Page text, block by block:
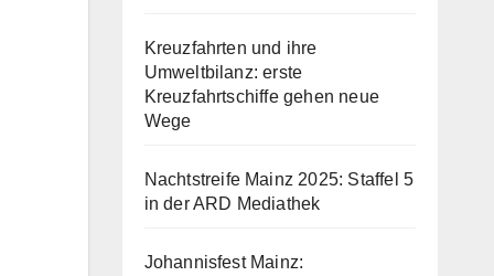
Kreuzfahrten und ihre
Umweltbilanz: erste
Kreuzfahrtschiffe gehen neue
Wege
Nachtstreife Mainz 2025: Staffel 5
in der ARD Mediathek
Johannisfest Mainz: